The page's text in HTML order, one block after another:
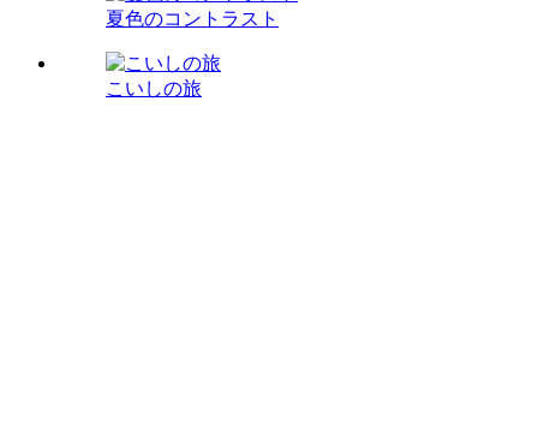
夏色のコントラスト
こいしの旅